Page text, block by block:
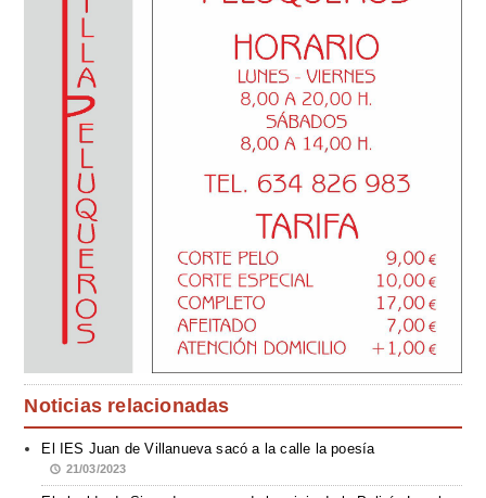
Noticias relacionadas
El IES Juan de Villanueva sacó a la calle la poesía
21/03/2023